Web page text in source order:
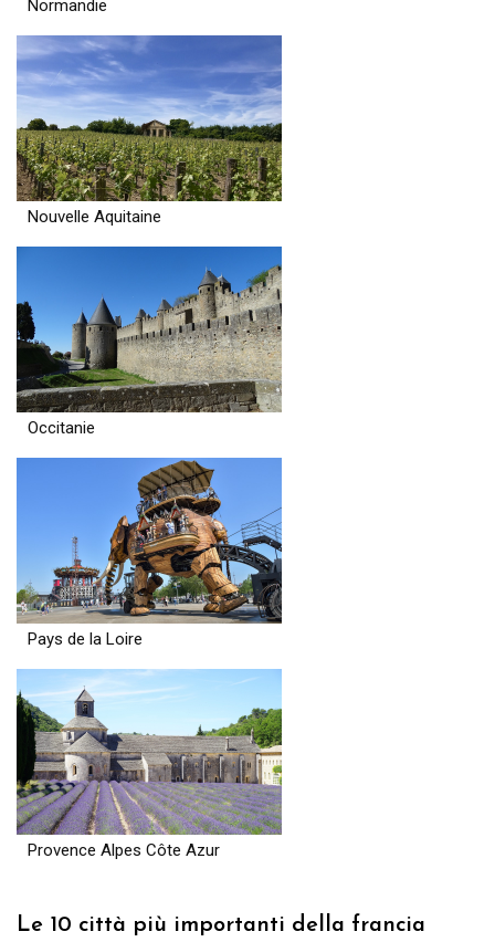
Normandie
Nouvelle Aquitaine
Occitanie
Pays de la Loire
Provence Alpes Côte Azur
Le 10 città più importanti della francia